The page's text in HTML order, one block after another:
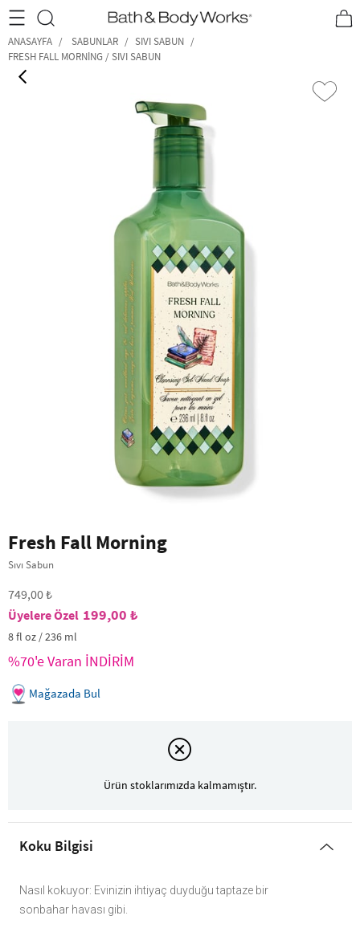
•2200₺ ve Üzeri Kargo Ücretsiz!• *Promosyon Detayları
ANASAYFA SABUNLAR
SIVI SABUN
FRESH FALL MORNING / SIVI SABUN
Fresh Fall Morning
Sıvı Sabun
749,00 ₺
199,00 ₺
8 fl oz / 236 ml
%70'e Varan İNDİRİM
Mağazada Bul
Ürün stoklarımızda kalmamıştır.
Koku Bilgisi
Nasıl kokuyor: Evinizin ihtiyaç duyduğu taptaze bir
sonbahar havası gibi.